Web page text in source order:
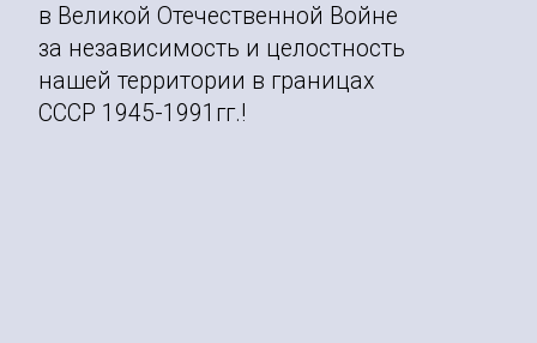
в Великой Отечественной Войне
за независимость и целостность
нашей территории в границах
СССР 1945-1991гг.!